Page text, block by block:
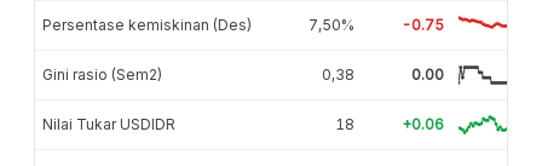
Persentase kemiskinan (Des) 7,50% -0.75
Gini rasio (Sem2) 0,38 0.00
Nilai Tukar USDIDR 18 +0.06